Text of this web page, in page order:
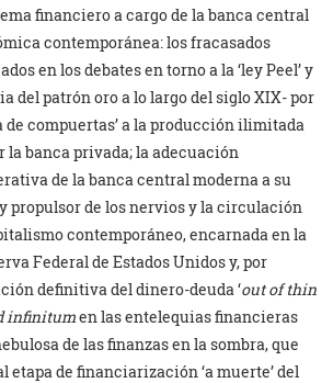
financiero a cargo de la banca central
contemporánea: los fracasados
en los debates en torno a la ‘ley Peel’ y
del patrón oro a lo largo del siglo XIX- por
de compuertas’ a la producción ilimitada
la banca privada; la adecuación
de la banca central moderna a su
propulsor de los nervios y la circulación
contemporáneo, encarnada en la
Federal de Estados Unidos y, por
definitiva del dinero-deuda ‘out of thin
infinitumen las entelequias financieras
de las finanzas en la sombra, que
etapa de financiarización ‘a muerte’ del